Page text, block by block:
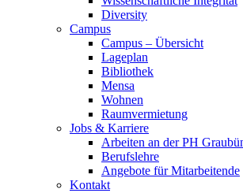
Diversity
Campus
Campus – Übersicht
Lageplan
Bibliothek
Mensa
Wohnen
Raumvermietung
Jobs & Karriere
Arbeiten an der PH
Berufslehre
Angebote für Mitarbeitende
Kontakt